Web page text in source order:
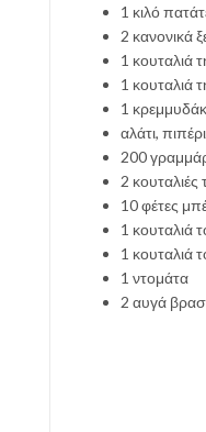
1 κιλό
2 κανονικά
1 κουταλιά
1 κουταλιά
1
αλάτι, πιπέρι
200
2
10 φέτες
1 κουταλιά
1 κουταλιά
1 ντομάτα
2 αυγά